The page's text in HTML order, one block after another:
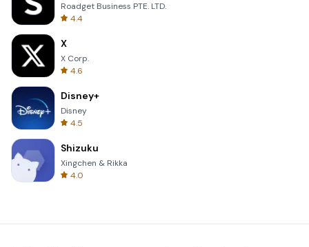
Roadget Business PTE. LTD.
4.4
X
X Corp.
4.6
Disney+
Disney
4.5
Shizuku
Xingchen & Rikka
4.0